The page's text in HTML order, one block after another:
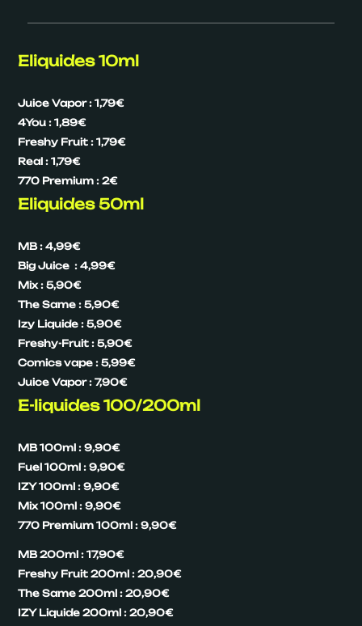
Eliquides 10ml
Juice Vapor : 1,79€
4You : 1,89€
Freshy Fruit : 1,79€
Real : 1,79€
770 Premium : 2€
Eliquides 50ml
MB : 4,99€
Big Juice : 4,99€
Mix : 5,90€
The Same : 5,90€
Izy Liquide : 5,90€
Freshy-Fruit : 5,90€
Comics vape : 5,99€
Juice Vapor : 7,90€
E-liquides 100/200ml
MB 100ml : 9,90€
Fuel 100ml : 9,90€
IZY 100ml : 9,90€
Mix 100ml : 9,90€
770 Premium 100ml : 9,90€
MB 200ml : 17,90€
Freshy Fruit 200ml : 20,90€
The Same 200ml : 20,90€
IZY Liquide 200ml : 20,90€